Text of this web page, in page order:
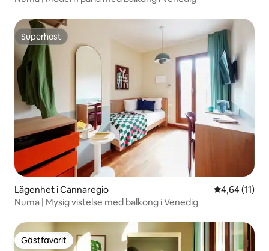
Superhost
Superhost
Lägenhet i Cannaregio 4,64 av 5 i
4,64 (11)
Numa | Mysig vistelse med balkong i Venedig
Gästfavorit
Gästfavorit